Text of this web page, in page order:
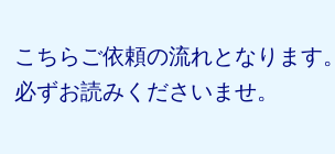
こちらご依頼の流れとなります。
必ずお読みくださいませ。